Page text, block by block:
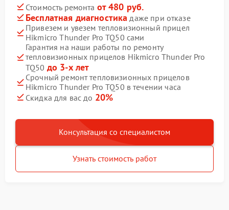
Стоимость ремонта от 480 руб.
Бесплатная диагностика даже при отказе
Привезем и увезем тепловизионный прицел
Hikmicro Thunder Pro TQ50 сами
Гарантия на наши работы по ремонту
тепловизионных прицелов Hikmicro Thunder Pro
TQ50 до 3-х лет
Срочный ремонт тепловизионных прицелов
Hikmicro Thunder Pro TQ50 в течении часа
Скидка для вас до 20%
Консультация со специалистом
Узнать стоимость работ